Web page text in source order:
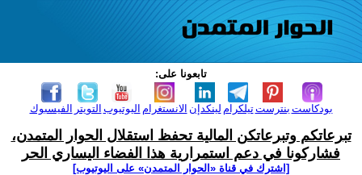
تابعونا على:
الفيسبوك التويتر اليوتيوب الانستغرام لينكدإن تيلكرامبنترست بودكاست
تبرعاتكم وتبرعاتكن المالية تحفظ استقلال الحوار المتمدن،
فشاركونا في دعم استمرارية هذا الفضاء اليساري الحر
[اشترك في قناة ‫«الحوار المتمدن» على اليوتيوب]